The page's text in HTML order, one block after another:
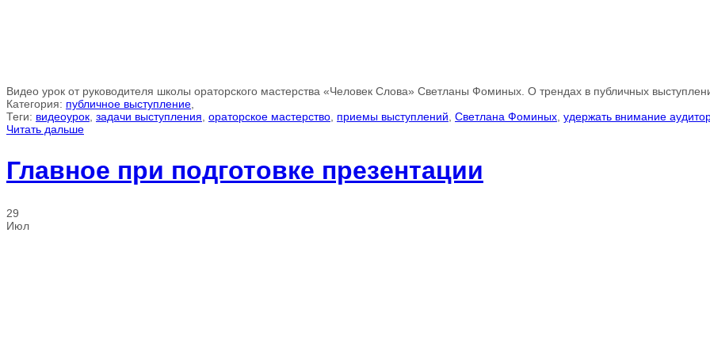
Видео урок от руководителя школы ораторского мастерства «Человек Слова» Светланы Фоминых. О трендах в публичных
Категория: публичное выступление
Теги: видеоурок задачи выступления ораторское мастерство приемы выступлений Светлана Фоминых удержать внимание
Читать дальше
Главное при подготовке презентации
29
Июл